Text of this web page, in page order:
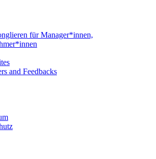
für Manager*innen,
and Feedbacks